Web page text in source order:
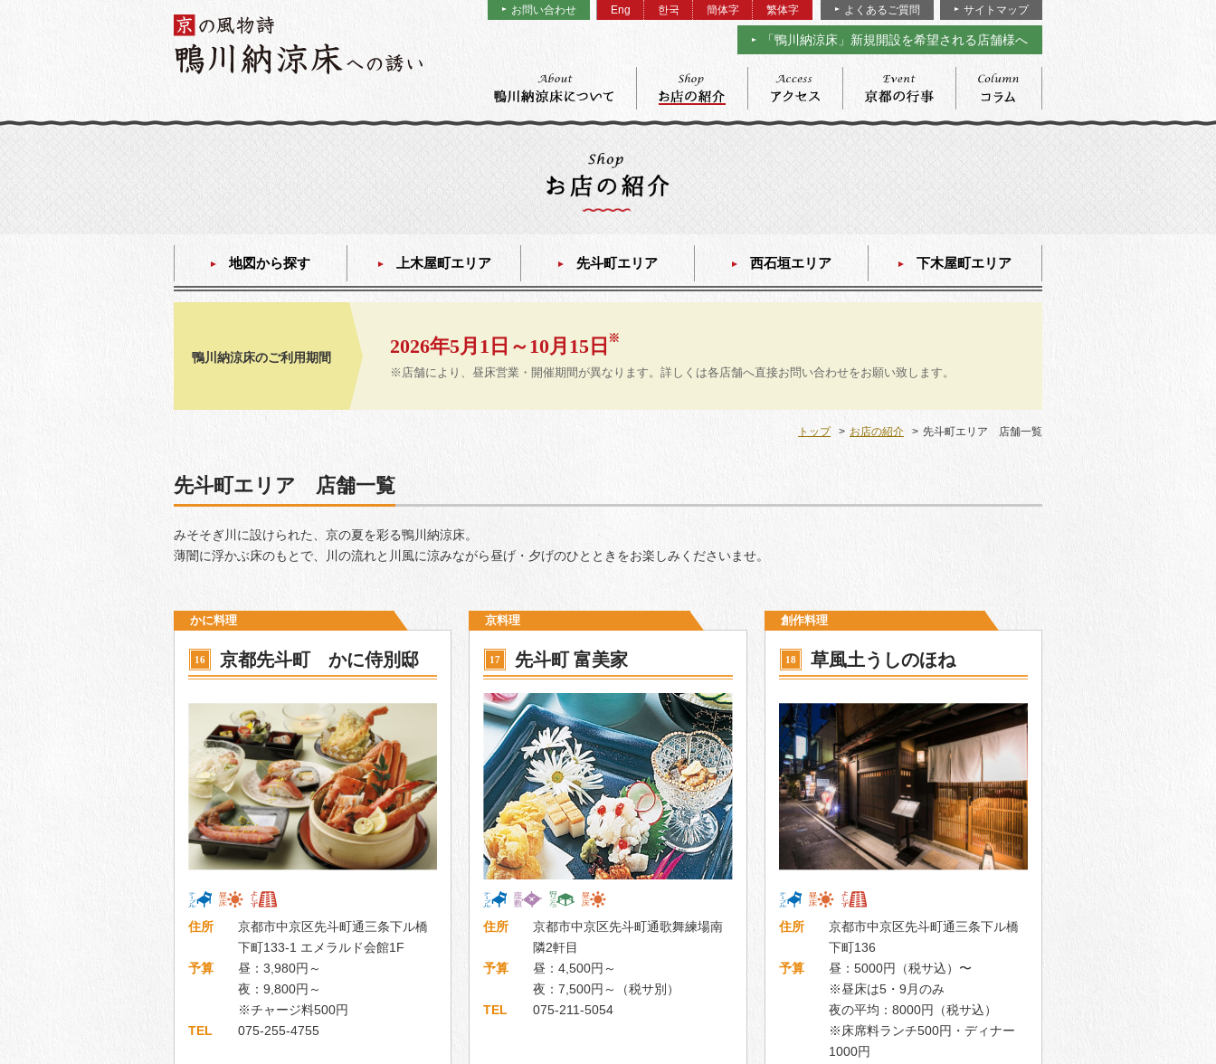
お問い合わせ Eng 한국 簡体字 繁体字 よくあるご質問 サイトマップ
「鴨川納涼床」新規開設を希望される店舗様へ
地図から探す 上木屋町エリア 先斗町エリア 西石垣エリア 下木屋町エリア
鴨川納涼床のご利用期間
2026年5月1日～10月15日
※店舗により、昼床営業・開催期間が異なります。詳しくは各店舗へ直接お問い合わせをお願い致します。
トップ お店の紹介 先斗町エリア 店舗一覧
先斗町エリア 店舗一覧
みそそぎ川に設けられた、京の夏を彩る鴨川納涼床。
薄闇に浮かぶ床のもとで、川の流れと川風に涼みながら昼げ・夕げのひとときをお楽しみくださいませ。
かに料理
16 京都先斗町 かに侍別邸
住所
京都市中京区先斗町通三条下ル橋
下町133-1 エメラルド会館1F
予算
昼：3,980円～
夜：9,800円～
※チャージ料500円
TEL
075-255-4755
京料理
17 先斗町 富美家
住所
京都市中京区先斗町通歌舞練場南
隣2軒目
予算
昼：4,500円～
夜：7,500円～（税サ別）
TEL
075-211-5054
創作料理
18 草風土うしのほね
住所
京都市中京区先斗町通三条下ル橋
下町136
予算
昼：5000円（税サ込）〜
※昼床は5・9月のみ
夜の平均：8000円（税サ込）
※床席料ランチ500円・ディナー
1000円